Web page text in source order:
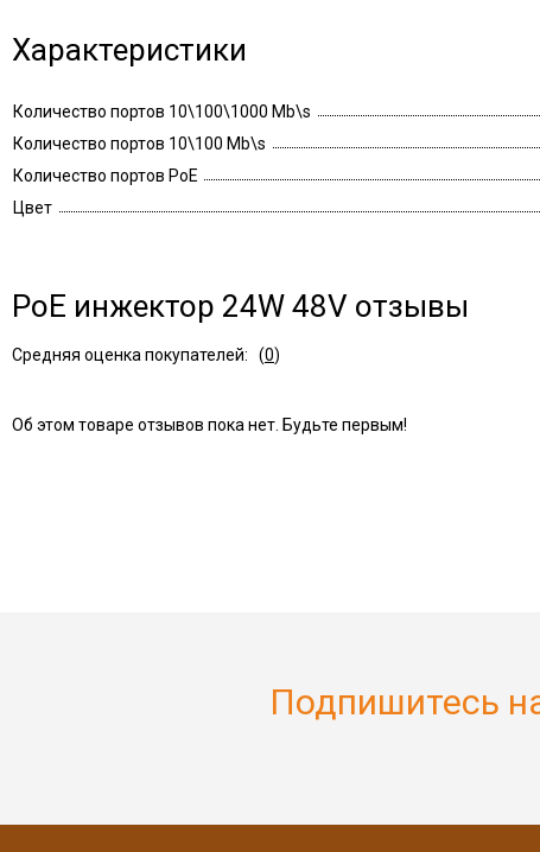
Характеристики
Количество портов 10\100\1000 Mb\s
Количество портов 10\100 Mb\s
Количество портов PoE
Цвет
PoE инжектор 24W 48V отзывы
Средняя оценка покупателей: (0)
Об этом товаре отзывов пока нет. Будьте первым!
Подпишитесь